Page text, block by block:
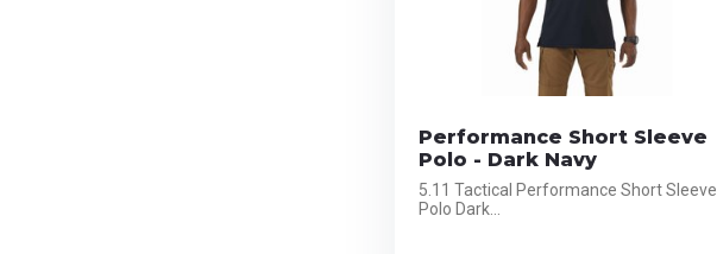
Performance Short Sleeve
Polo - Dark Navy
5.11 Tactical Performance Short Sleeve
Polo Dark...